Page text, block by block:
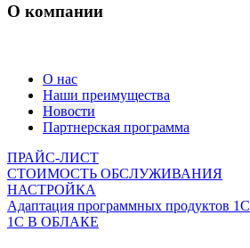
О компании
О нас
Наши преимущества
Новости
Партнерская программа
ПРАЙС-ЛИСТ
СТОИМОСТЬ ОБСЛУЖИВАНИЯ
НАСТРОЙКА
Адаптация программных продуктов 1С
1С В ОБЛАКЕ